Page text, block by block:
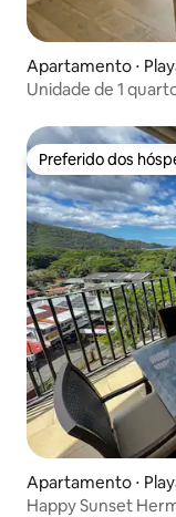
Apartamento ⋅
Unidade de 1
Preferido dos
Preferido dos
Apartamento ⋅
Happy Sunset